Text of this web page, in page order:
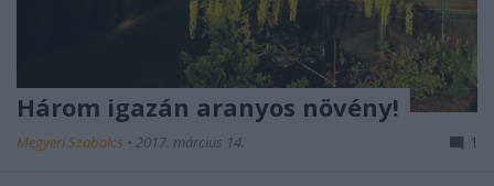
Három igazán aranyos növény!
Megyeri Szabolcs • 2017. március 14. 1